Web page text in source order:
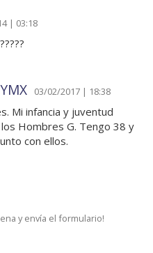
| 03:18
03/02/2017 | 18:38
Mi infancia y juventud
Hombres G. Tengo 38 y
con ellos.
y envía el formulario!